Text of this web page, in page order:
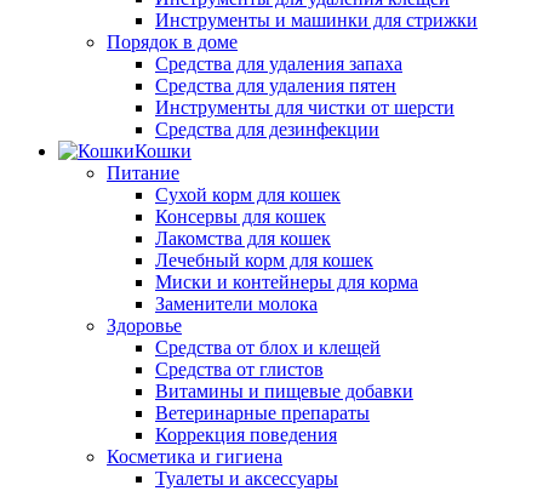
Инструменты и машинки для стрижки
Порядок в доме
Средства для удаления запаха
Средства для удаления пятен
Инструменты для чистки от шерсти
Средства для дезинфекции
Кошки
Питание
Сухой корм для кошек
Консервы для кошек
Лакомства для кошек
Лечебный корм для кошек
Миски и контейнеры для корма
Заменители молока
Здоровье
Средства от блох и клещей
Средства от глистов
Витамины и пищевые добавки
Ветеринарные препараты
Коррекция поведения
Косметика и гигиена
Туалеты и аксессуары